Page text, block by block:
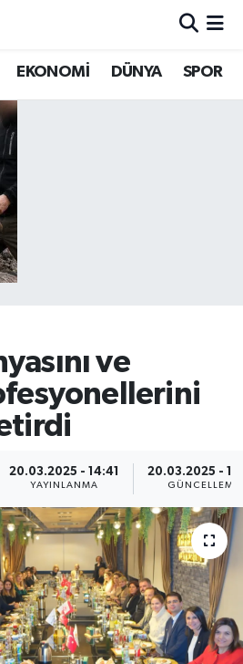
EKONOMİ DÜNYA SPOR
ve
20.03.2025 - 14:41
YAYINLANMA
20.03.2025 -
GÜNCELLEME
ve Fikstür